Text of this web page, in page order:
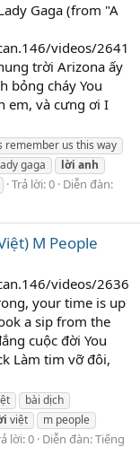
Lady Gaga (from "A
videos/2641
trời Arizona ấy
bỏng cháy You
em, và cưng ơi I
remember us this way
gaga lời anh
Trả lời: 0 Diễn đàn:
M People
videos/2636
your time is up
a sip from the
cuộc đời You
Làm tim vỡ đôi,
bài dịch
việt
m people
lời: 0 Diễn đàn:Tiếng